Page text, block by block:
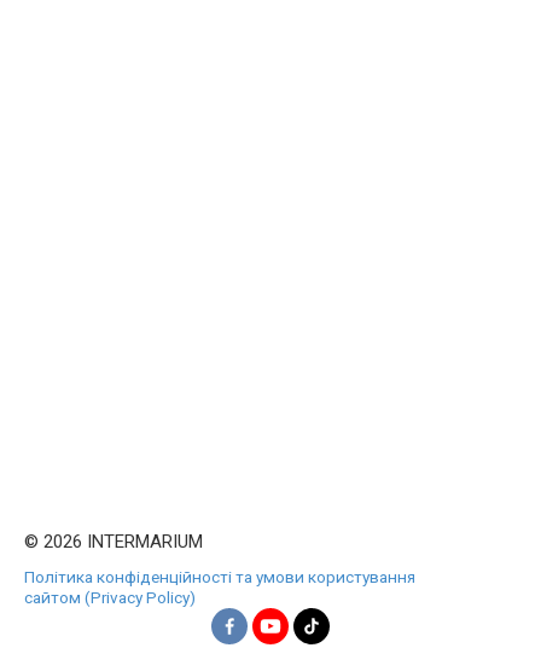
© 2026 INTERMARIUM
Політика конфіденційності та умови користування
сайтом (Privacy Policy)